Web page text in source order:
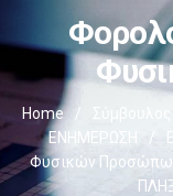
Home / Σύμβουλος
ΕΝΗΜΕΡΩΣΗ
/
Φυσικών